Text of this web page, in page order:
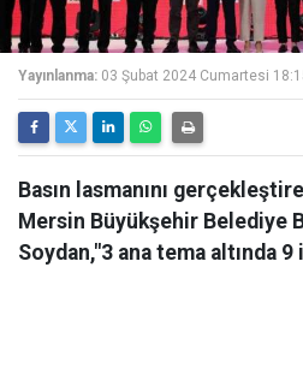
Yayınlanma: 03 Şubat 2024 Cumartesi
Basın lasmanını
Mersin Büyükşehir Belediye
Soydan,"3 ana tema altında